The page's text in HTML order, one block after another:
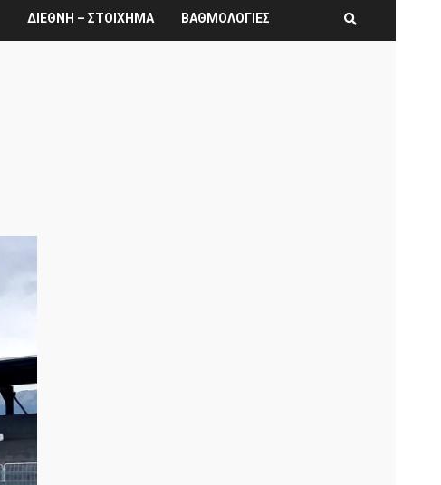
ΔΙΕΘΝΗ – ΣΤΟΙΧΗΜΑ ΒΑΘΜΟΛΟΓΙΕΣ